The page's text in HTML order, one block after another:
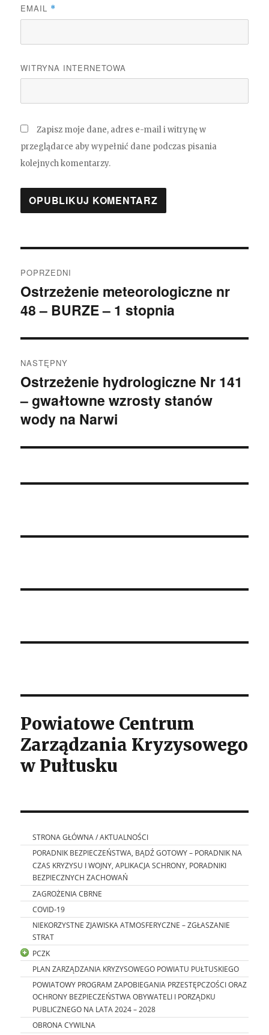
EMAIL *
WITRYNA INTERNETOWA
Zapisz moje dane, adres e-mail i witrynę w
przeglądarce aby wypełnić dane podczas pisania
kolejnych komentarzy.
wpisu
POPRZEDNI
Poprzedni
wpis:
Ostrzeżenie meteorologiczne nr
48 – BURZE – 1 stopnia
NASTĘPNY
Następny
wpis:
Ostrzeżenie hydrologiczne Nr 141
– gwałtowne wzrosty stanów
wody na Narwi
Powiatowe Centrum
Zarządzania Kryzysowego
w Pułtusku
STRONA GŁÓWNA / AKTUALNOŚCI
PORADNIK BEZPIECZEŃSTWA, BĄDŹ GOTOWY – PORADNIK NA
CZAS KRYZYSU I WOJNY, APLIKACJA SCHRONY, PORADNIKI
BEZPIECZNYCH ZACHOWAŃ
ZAGROŻENIA CBRNE
COVID-19
NIEKORZYSTNE ZJAWISKA ATMOSFERYCZNE – ZGŁASZANIE
STRAT
PCZK
PLAN ZARZĄDZANIA KRYZYSOWEGO POWIATU PUŁTUSKIEGO
POWIATOWY PROGRAM ZAPOBIEGANIA PRZESTĘPCZOŚCI ORAZ
OCHRONY BEZPIECZEŃSTWA OBYWATELI I PORZĄDKU
PUBLICZNEGO NA LATA 2024 – 2028
OBRONA CYWILNA